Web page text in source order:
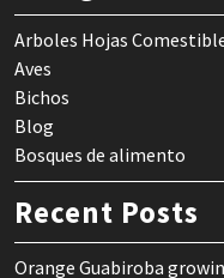
Arboles Hojas
Aves
Bichos
Blog
Bosques de alimento
Recent Posts
Orange Guabiroba